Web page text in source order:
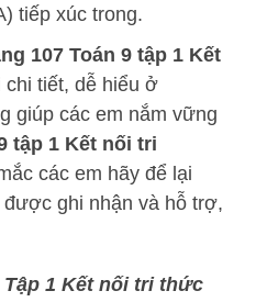
tiếp xúc trong.
107 Toán 9 tập 1 Kết
chi tiết, dễ hiểu ở
giúp các em nắm vững
tập 1 Kết nối tri
các em hãy để lại
ghi nhận và hỗ trợ,
Tập 1 Kết nối tri thức